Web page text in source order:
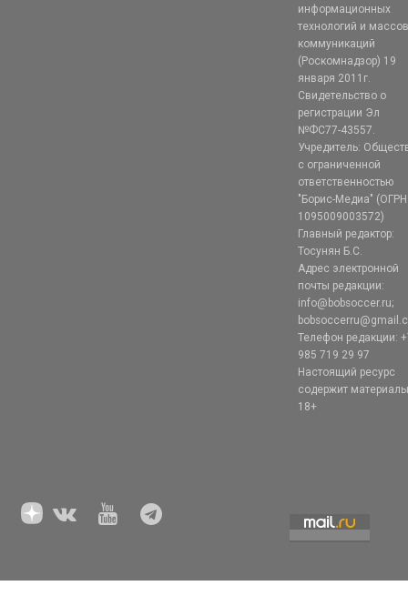
информационных
технологий и
коммуникаций
(Роскомнадзор) 19
января 2011г.
Свидетельство о
регистрации Эл
№ФС77-43557.
Учредитель:
с ограниченной
ответственностью
"Борис-Медиа" (ОГРН
1095009003572)
Главный редактор:
Тосунян Б.С.
Адрес электронной
почты редакции:
info@bobsoccer.ru;
Телефон редакции:
985 719 29 97
Настоящий ресурс
содержит
18+